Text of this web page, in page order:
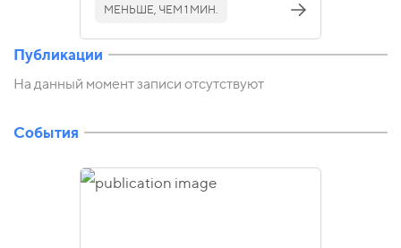
МЕНЬШЕ, ЧЕМ 1 МИН.
Публикации
На данный момент записи отсутствуют
События